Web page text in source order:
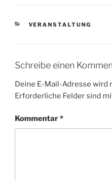
KATEGORIEN
VERANSTALTUNG
Schreibe einen
Deine E-Mail-Adresse
Erforderliche Felder sind
Kommentar*